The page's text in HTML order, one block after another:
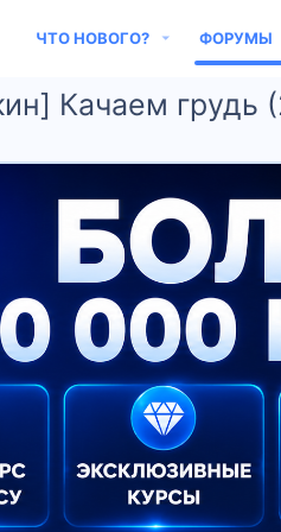
ЧТО НОВОГО? ФОРУМЫ
Качаем грудь